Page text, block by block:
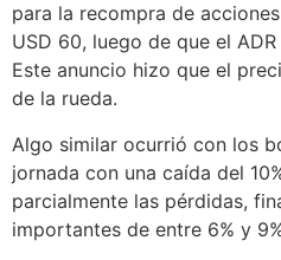
para la recompra de
USD 60, luego de que el
Este anuncio hizo que el
de la rueda.
Algo similar ocurrió con los
jornada con una caída del
parcialmente las pérdidas,
importantes de entre 6% y